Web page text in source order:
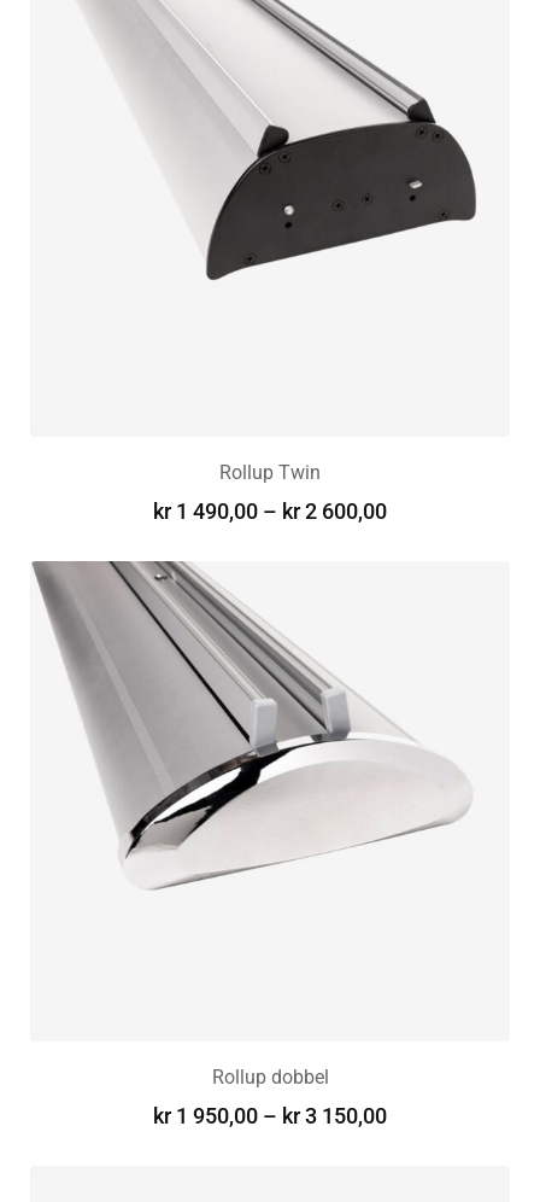
Rollup Twin
kr1 490,00 – kr2 600,00
Rollup dobbel
kr1 950,00 – kr3 150,00